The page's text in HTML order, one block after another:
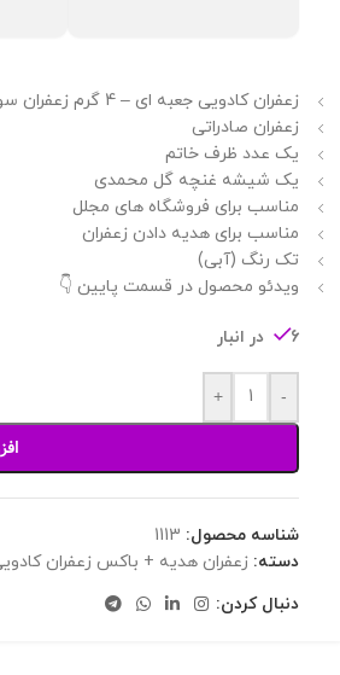
زعفران کادویی جعبه ای – 4 گرم زعفران سوپر نگین
زعفران صادراتی
یک عدد ظرف خاتم
یک شیشه غنچه گل محمدی
مناسب برای فروشگاه های مجلل
مناسب برای هدیه دادن زعفران
تک رنگ (آبی)
ویدئو محصول در قسمت پایین 👇
6 در انبار
-
+
شناسه محصول: 1113
دسته: زعفران هدیه + باکس زعفران کادویی [43 مدل جعبه
دنبال کردن: